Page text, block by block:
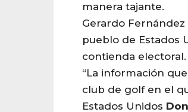
manera tajante.
Gerardo
pueblo de Estados
contienda electoral.
“La información
club de golf en el
Estados Unidos